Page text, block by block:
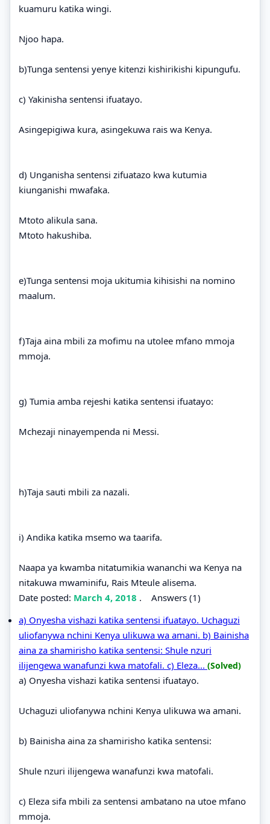
kuamuru katika wingi.
Njoo hapa.
b)Tunga sentensi yenye kitenzi kishirikishi kipungufu.
c) Yakinisha sentensi ifuatayo.
Asingepigiwa kura, asingekuwa rais wa Kenya.
d) Unganisha sentensi zifuatazo kwa kutumia
kiunganishi mwafaka.
Mtoto alikula sana.
Mtoto hakushiba.
e)Tunga sentensi moja ukitumia kihisishi na nomino
maalum.
f)Taja aina mbili za mofimu na utolee mfano mmoja
mmoja.
g) Tumia amba rejeshi katika sentensi ifuatayo:
Mchezaji ninayempenda ni Messi.
h)Taja sauti mbili za nazali.
i) Andika katika msemo wa taarifa.
Naapa ya kwamba nitatumikia wananchi wa Kenya na
nitakuwa mwaminifu, Rais Mteule alisema.
Date posted: March 4, 2018 . Answers (1)
a) Onyesha vishazi katika sentensi ifuatayo. Uchaguzi
uliofanywa nchini Kenya ulikuwa wa amani. b) Bainisha
aina za shamirisho katika sentensi: Shule nzuri
ilijengewa wanafunzi kwa matofali. c) Eleza... (Solved)
a) Onyesha vishazi katika sentensi ifuatayo.
Uchaguzi uliofanywa nchini Kenya ulikuwa wa amani.
b) Bainisha aina za shamirisho katika sentensi:
Shule nzuri ilijengewa wanafunzi kwa matofali.
c) Eleza sifa mbili za sentensi ambatano na utoe mfano
mmoja.